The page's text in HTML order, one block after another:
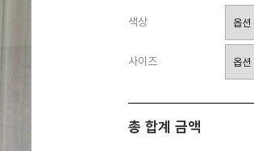
색상
사이즈
총 합계 금액